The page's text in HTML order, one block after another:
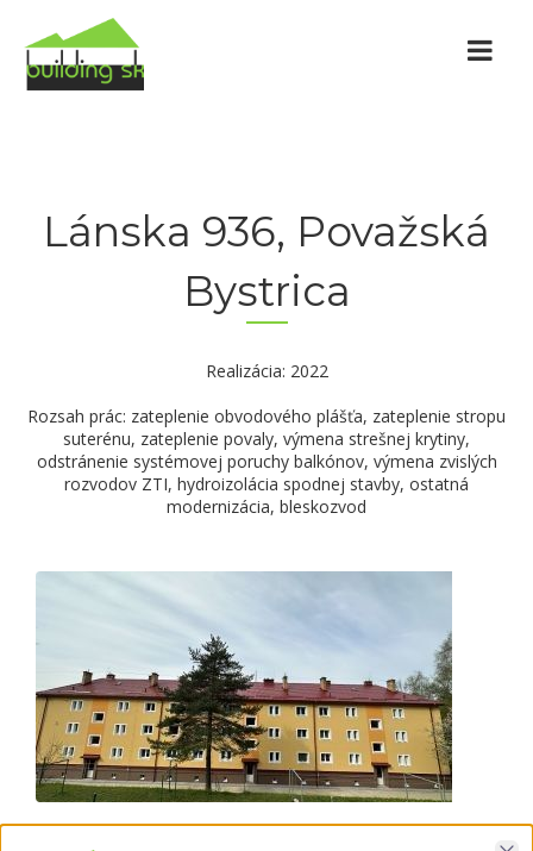
Lánska 936, Považská
Bystrica
Realizácia: 2022
Rozsah prác: zateplenie obvodového plášťa, zateplenie stropu
suterénu, zateplenie povaly, výmena strešnej krytiny,
odstránenie systémovej poruchy balkónov, výmena zvislých
rozvodov ZTI, hydroizolácia spodnej stavby, ostatná
modernizácia, bleskozvod